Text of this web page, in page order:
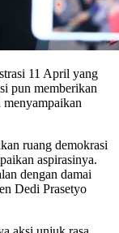
11 April yang
pun memberikan
menyampaikan
ruang demokrasi
aspirasinya.
dengan damai
Dedi Prasetyo